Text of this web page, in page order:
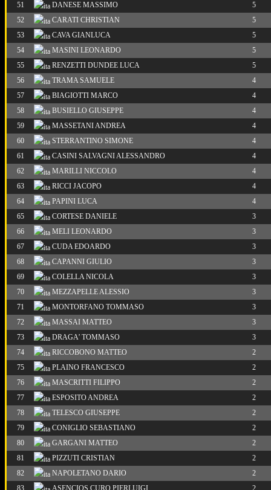
51
DANESE MASSIMO
5
52
CARATI CHRISTIAN
5
53
CAVA GIANLUCA
5
54
MASINI LEONARDO
5
55
RENZETTI DUNDEE LUCA
5
56
TRAMA SAMUELE
4
57
BIAGIOTTI MARCO
4
58
BUSIELLO GIUSEPPE
4
59
MASSETANI ANDREA
4
60
STERRANTINO SIMONE
4
61
CASINI SALVAGNI ALESSANDRO
4
62
MARILLI NICCOLO
4
63
RICCI JACOPO
4
64
PAPINI LUCA
4
65
CORTESE DANIELE
3
66
MELI LEONARDO
3
67
CUDA EDOARDO
3
68
CAPANNI GIULIO
3
69
COLELLA NICOLA
3
70
MEZZAPELLE ALESSIO
3
71
MONTORFANO TOMMASO
3
72
MASSAI MATTEO
3
73
DRAGA’ TOMMASO
3
74
RICCOBONO MATTEO
2
75
PLAINO FRANCESCO
2
76
MASCRITTI FILIPPO
2
77
ESPOSITO ANDREA
2
78
TELESCO GIUSEPPE
2
79
CONIGLIO SEBASTIANO
2
80
GARGANI MATTEO
2
81
PIZZUTI CRISTIAN
2
82
NAPOLETANO DARIO
2